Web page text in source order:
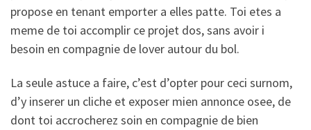
propose en tenant emporter a elles patte. Toi etes a
meme de toi accomplir ce projet dos, sans avoir i
besoin en compagnie de lover autour du bol.
La seule astuce a faire, c’est d’opter pour ceci surnom,
d’y inserer un cliche et exposer mien annonce osee, de
dont toi accrocherez soin en compagnie de bien